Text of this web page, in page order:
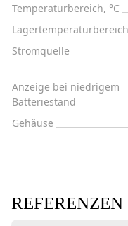
Temperaturbereich, °C
Stromquelle
Anzeige bei niedrigem
Batteriestand
Gehäuse